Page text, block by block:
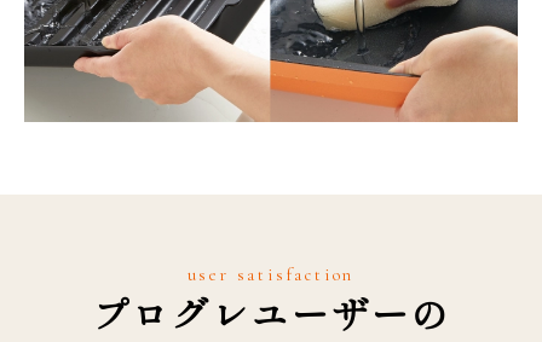
user satisfaction
プログレユーザーの